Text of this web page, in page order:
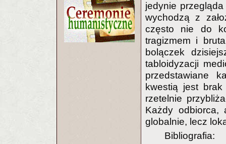
jedynie
wychodzą z
często nie do
tragizmem i
bolączek
tabloidyzacji
przedstawiane
kwestią jest brak
rzetelnie
Każdy
globalnie, lecz
Bibliografia: